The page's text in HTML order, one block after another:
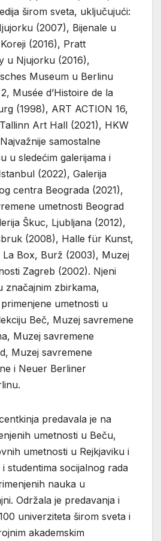
širom sveta, uključujući:
(2007), Bijenale u
(2016), Pratt
u Njujorku (2016),
Museum u Berlinu
Musée d’Histoire de la
(1998), ART ACTION 16,
Art Hall (2021), HKW
samostalne
u sledećim galerijama i
(2022), Galerija
centra Beograda (2021),
umetnosti Beograd
Škuc, Ljubljana (2012),
(2008), Halle für Kunst,
Box, Burž (2003), Muzej
Zagreb (2002). Njeni
značajnim zbirkama,
umetnosti u
Beč, Muzej savremene
Muzej savremene
Muzej savremene
i Neuer Berliner
predavala je na
umetnosti u Beču,
umetnosti u Rejkjaviku i
studentima socijalnog rada
nauka u
Održala je predavanja i
univerziteta širom sveta i
akademskim